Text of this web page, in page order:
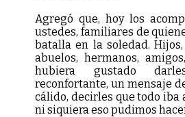
Agregó que, hoy los
ustedes, familiares de
batalla en la soledad.
abuelos, hermanos,
hubiera gustado
reconfortante, un mensaje
cálido, decirles que todo iba
ni siquiera eso pudimos